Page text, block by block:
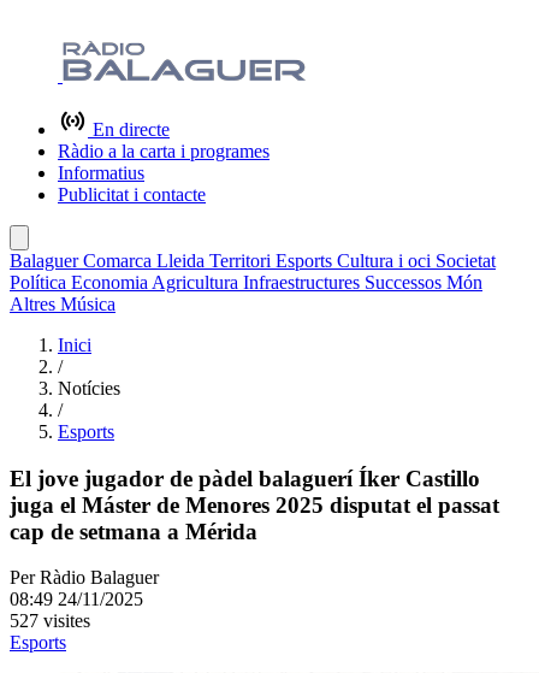
En directe
Ràdio a la carta i programes
Informatius
Publicitat i contacte
BalaguerComarca Lleida Territori Esports Cultura i oci Societat
Política Economia Agricultura Infraestructures Successos Món
Altres Música
Inici
/
Notícies
/
Esports
El jove jugador de pàdel balaguerí Íker Castillo
juga el Máster de Menores 2025 disputat el passat
cap de setmana a Mérida
Per Ràdio Balaguer
08:49 24/11/2025
527 visites
Esports